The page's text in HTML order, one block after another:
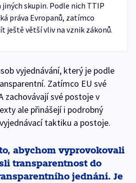
skupin. Podle nich TTIP
práva Evropanů, zatímco
ještě větší vliv na vznik zákonů.
vyjednávání, který je podle
Zatímco EU své
zachovávají své postoje v
ale přinášejí i podrobný
taktiku a postoje.
abychom vyprovokovali
transparentnost do
jednání. Je